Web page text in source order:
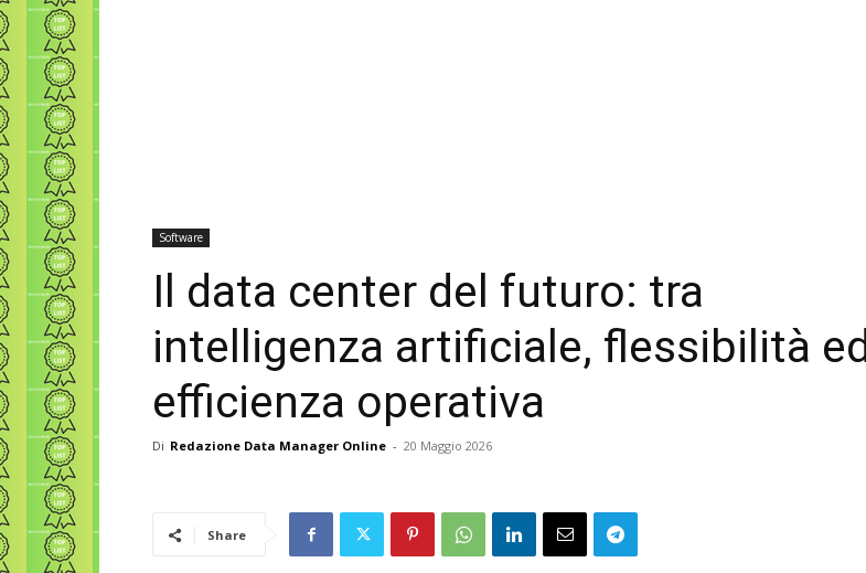
Software
Il data center del futuro: tra
intelligenza artificiale, flessibilità ed
efficienza operativa
Di Redazione Data Manager Online - 20 Maggio 2026
Share